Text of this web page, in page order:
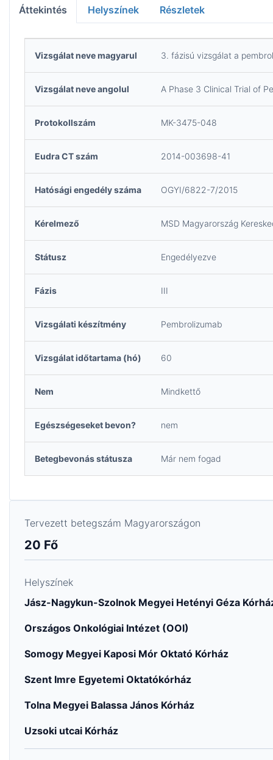
Áttekintés Helyszínek Részletek
Vizsgálat neve magyarul 3. fázisú vizsgálat a
Vizsgálat neve angolul A Phase 3 Clinical Trial of
Protokollszám MK-3475-048
Eudra CT szám 2014-003698-41
Hatósági engedély száma OGYI/6822-7/2015
Kérelmező MSD Magyarország
Státusz Engedélyezve
Fázis III
Vizsgálati készítmény Pembrolizumab
Vizsgálat időtartama (hó) 60
Nem Mindkettő
Egészségeseket bevon? nem
Betegbevonás státusza Már nem fogad
Tervezett betegszám Magyarországon
20 Fő
Helyszínek
Jász-Nagykun-Szolnok Megyei Hetényi Géza
Országos Onkológiai Intézet (OOI)
Somogy Megyei Kaposi Mór Oktató Kórház
Szent Imre Egyetemi Oktatókórház
Tolna Megyei Balassa János Kórház
Uzsoki utcai Kórház